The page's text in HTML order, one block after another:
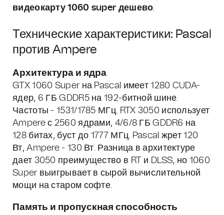
видеокарту 1060 super дешево.
Технические характеристики: Pascal
против Ampere
Архитектура и ядра
GTX 1060 Super на Pascal имеет 1280 CUDA-
ядер, 6 ГБ GDDR5 на 192-битной шине.
Частоты - 1531/1785 МГц. RTX 3050 использует
Ampere с 2560 ядрами, 4/6/8 ГБ GDDR6 на
128 битах, буст до 1777 МГц. Pascal жрет 120
Вт, Ampere - 130 Вт. Разница в архитектуре
дает 3050 преимущество в RT и DLSS, но 1060
Super выигрывает в сырой вычислительной
мощи на старом софте.
Память и пропускная способность